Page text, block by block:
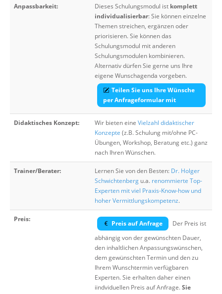
Anpassbarkeit: Dieses Schulungsmodul ist komplett
individualisierbar: Sie können einzelne
Themen streichen, ergänzen oder
priorisieren. Sie können das
Schulungsmodul mit anderen
Schulungsmodulen kombinieren.
Alternativ dürfen Sie gerne uns Ihre
eigene Wunschagenda vorgeben.
Teilen Sie uns Ihre Wünsche
per Anfrageformular mit
Didaktisches Konzept: Wir bieten eine Vielzahl didaktischer
Konzepte (z.B. Schulung mit/ohne PC-
Übungen, Workshop, Beratung etc.) ganz
nach Ihren Wünschen.
Trainer/Berater: Lernen Sie von den Besten: Dr. Holger
Schwichtenberg u.a. renommierte Top-
Experten mit viel Praxis-Know-how und
hoher Vermittlungskompetenz.
Preis:
Preis auf Anfrage
Der Preis ist
abhängig von der gewünschten Dauer,
den inhaltlichen Anpassungswünschen,
dem gewünschten Termin und den zu
Ihrem Wunschtermin verfügbaren
Experten. Sie erhalten daher einen
iindviduellen Preis auf Anfrage.Sie